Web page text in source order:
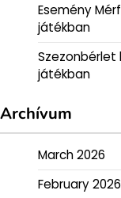
Esemény
játékban
Szezonbérlet
játékban
Archívum
March 2026
February 2026